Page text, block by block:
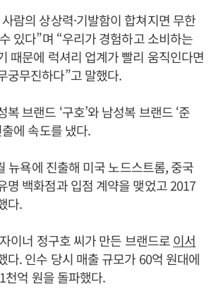
람의 상상력·기발함이 합쳐지면 무한
있다”며 “우리가 경험하고 소비하는
때문에 럭셔리 업계가 빨리 움직인다면
궁무진하다”고 말했다.
복 브랜드 ‘구호’와 남성복 브랜드 ‘준
에 속도를 냈다.
뉴욕에 진출해 미국 노드스트롬, 중국
명 백화점과 입점 계약을 맺었고 2017
다.
이너 정구호 씨가 만든 브랜드로이서
다. 인수 당시 매출 규모가 60억 원대에
천억 원을 돌파했다.